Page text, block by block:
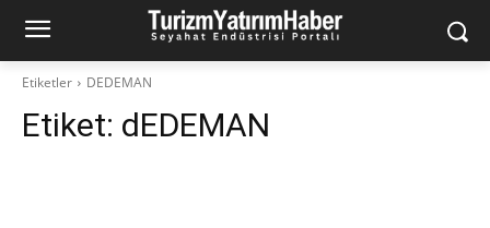
Etiketler DEDEMAN
Etiket: dEDEMAN